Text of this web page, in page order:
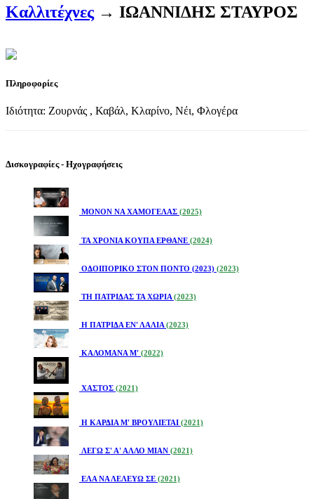
Καλλιτέχνες → ΙΩΑΝΝΙΔΗΣ ΣΤΑΥΡΟΣ
Πληροφορίες
Ιδιότητα: Ζουρνάς , Καβάλ, Κλαρίνο, Νέι, Φλογέρα
Δισκογραφίες - Ηχογραφήσεις
ΜΟΝΟΝ ΝΑ ΧΑΜΟΓΕΛΑΣ (2025)
ΤΑ ΧΡΟΝΙΑ ΚΟΥΠΑ ΕΡΘΑΝΕ (2024)
ΟΔΟΙΠΟΡΙΚΟ ΣΤΟΝ ΠΟΝΤΟ (2023) (2023)
ΤΗ ΠΑΤΡΙΔΑΣ ΤΑ ΧΩΡΙΑ (2023)
Η ΠΑΤΡΙΔΑ ΕΝ' ΛΑΛΙΑ (2023)
ΚΑΛΟΜΑΝΑ Μ' (2022)
ΧΑΣΤΟΣ (2021)
Η ΚΑΡΔΙΑ Μ' ΒΡΟΥΛΙΕΤΑΙ (2021)
ΛΕΓΩ Σ' Α' ΑΛΛΟ ΜΙΑΝ (2021)
ΕΛΑ ΝΑ ΛΕΛΕΥΩ ΣΕ (2021)